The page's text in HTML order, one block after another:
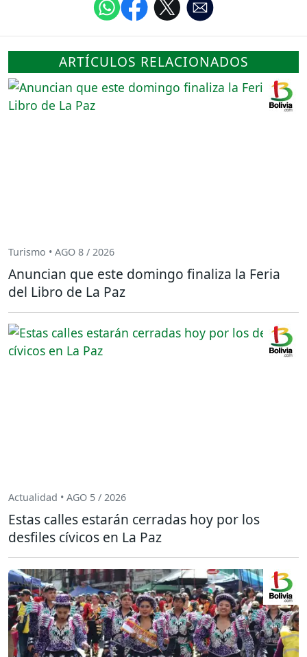
ARTÍCULOS RELACIONADOS
Turismo • AGO 8 / 2026
Anuncian que este domingo finaliza la Feria
del Libro de La Paz
Actualidad • AGO 5 / 2026
Estas calles estarán cerradas hoy por los
desfiles cívicos en La Paz